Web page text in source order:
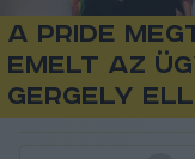
A Pride
emelt az
Gergely